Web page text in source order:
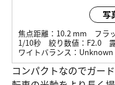
写
焦点距離： 10.2 mm フラ
1/10秒
絞り数値： F2.0
ワイトバランス： Unknown
コンパクトなのでガー